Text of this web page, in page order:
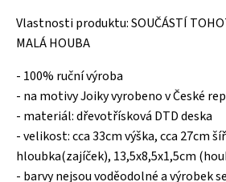
Vlastnosti produktu: SOUČÁSTÍ
MALÁ HOUBA
- 100% ruční výroba
- na motivy Joiky vyrobeno v České
- materiál: dřevotřísková DTD deska
- velikost: cca 33cm výška, cca 27cm
hloubka(zajíček), 13,5x8,5x1,5cm
- barvy nejsou voděodolné a výrobek